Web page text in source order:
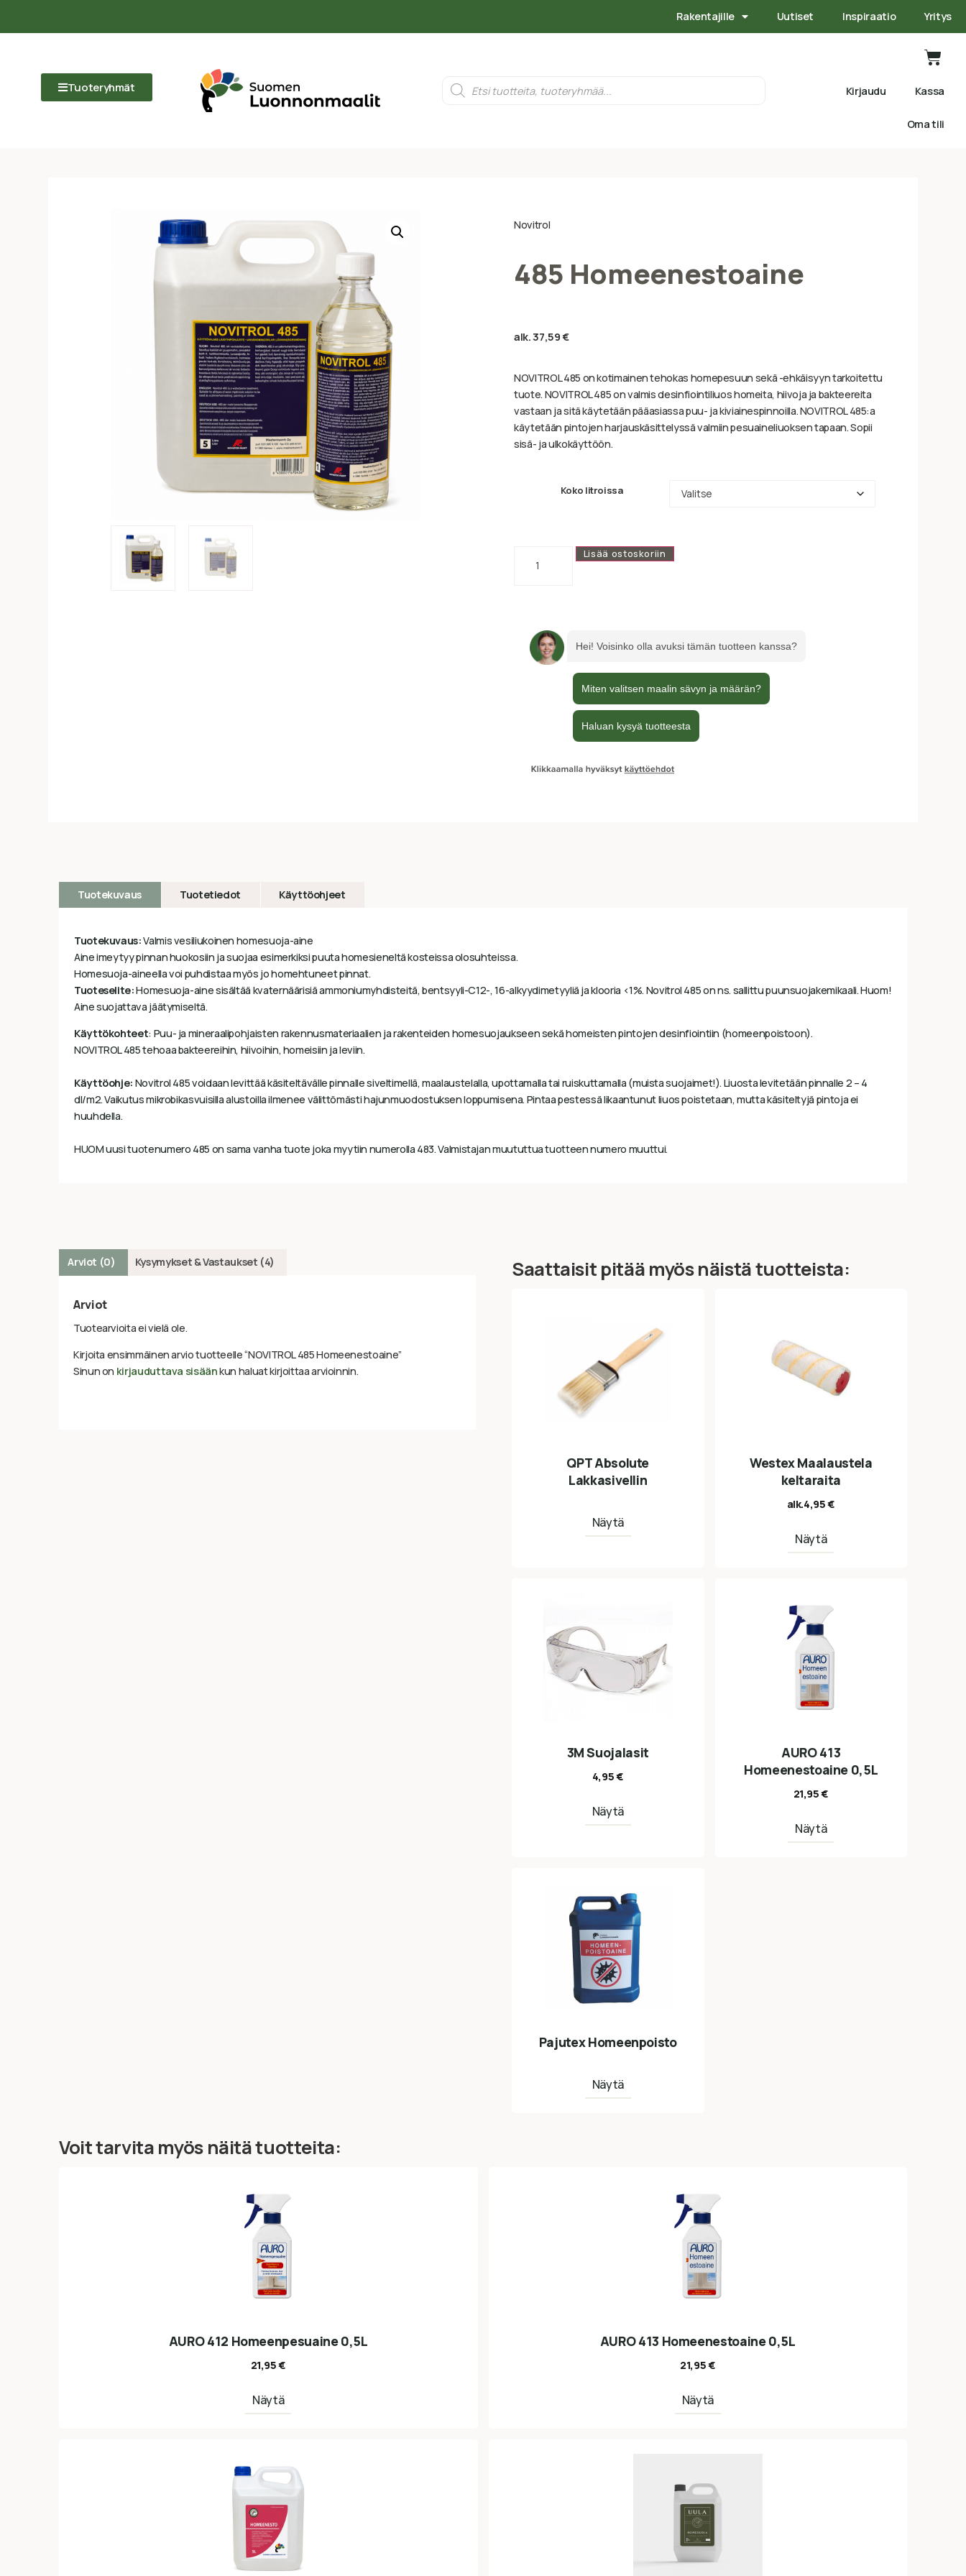
Rakentajille Uutiset Inspiraatio Yritys
Tuoteryhmät Kirjaudu Kassa
Oma tili
Novitrol
485 Homeenestoaine
alk.37,59€
NOVITROL 485 on kotimainen tehokas homepesuun sekä -ehkäisyyn tarkoitettu
tuote. NOVITROL 485 on valmis desinfiointiliuos homeita, hiivoja ja bakteereita
vastaan ja sitä käytetään pääasiassa puu- ja kiviainespinnoilla. NOVITROL 485:a
käytetään pintojen harjauskäsittelyssä valmiin pesuaineliuoksen tapaan. Sopii
sisä- ja ulkokäyttöön.
Koko litroissa
Lisää ostoskoriin
Tuotekuvaus Tuotetiedot Käyttöohjeet
Tuotekuvaus:Valmis vesiliukoinen homesuoja-aine
Aine imeytyy pinnan huokosiin ja suojaa esimerkiksi puuta homesieneltä kosteissa olosuhteissa.
Homesuoja-aineella voi puhdistaa myös jo homehtuneet pinnat.
Tuoteselite:Homesuoja-aine sisältää kvaternäärisiä ammoniumyhdisteitä, bentsyyli-C12-, 16-alkyydimetyyliä ja klooria <1%. Novitrol 485 on ns. sallittu puunsuojakemikaali. Huom!
Aine suojattava jäätymiseltä.
Käyttökohteet: Puu- ja mineraalipohjaisten rakennusmateriaalien ja rakenteiden homesuojaukseen sekä homeisten pintojen desinfiointiin (homeenpoistoon).
NOVITROL 485 tehoaa bakteereihin, hiivoihin, homeisiin ja leviin.
Käyttöohje: Novitrol 485 voidaan levittää käsiteltävälle pinnalle siveltimellä, maalaustelalla, upottamalla tai ruiskuttamalla (muista suojaimet!). Liuosta levitetään pinnalle 2 – 4
dl/m2. Vaikutus mikrobikasvuisilla alustoilla ilmenee välittömästi hajunmuodostuksen loppumisena. Pintaa pestessä likaantunut liuos poistetaan, mutta käsiteltyjä pintoja ei
huuhdella.
HUOM uusi tuotenumero 485 on sama vanha tuote joka myytiin numerolla 483. Valmistajan muututtua tuotteen numero muuttui.
Arviot (0) Kysymykset & Vastaukset (4)
Arviot
Tuotearvioita ei vielä ole.
Kirjoita ensimmäinen arvio tuotteelle “NOVITROL 485 Homeenestoaine”
Sinun on kirjauduttava sisäänkun haluat kirjoittaa arvioinnin.
Saattaisit pitää myös näistä tuotteista:
QPT Absolute
Lakkasivellin
Näytä
Westex Maalaustela
keltaraita
alk.4,95€
Näytä
3M Suojalasit
4,95€
Näytä
AURO 413
Homeenestoaine 0,5L
21,95€
Näytä
Pajutex Homeenpoisto
Näytä
Voit tarvita myös näitä tuotteita:
AURO 412 Homeenpesuaine 0,5L
21,95€
Näytä
AURO 413 Homeenestoaine 0,5L
21,95€
Näytä